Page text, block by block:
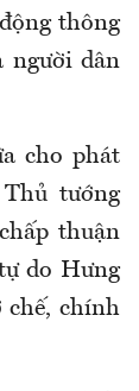
thông
người dân
cho phát
tướng
thuận
do Hưng
chế, chính